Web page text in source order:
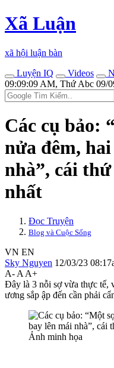
Xã Luận
xã hội luận bàn
Luyện IQ
Videos
09:09:09 AM, Thứ Abc 09/
Các cụ bảo:
nửa đêm,
nhà”, cái
nhất
Đọc Truyện
Blog và Cuộc Sống
VN EN
Sky Nguyen 12/03/23
A- A A+
Đây là 3 nỗi sợ vừa thực tế,
ương sắp ập đến cần phải
Ảnh minh họa